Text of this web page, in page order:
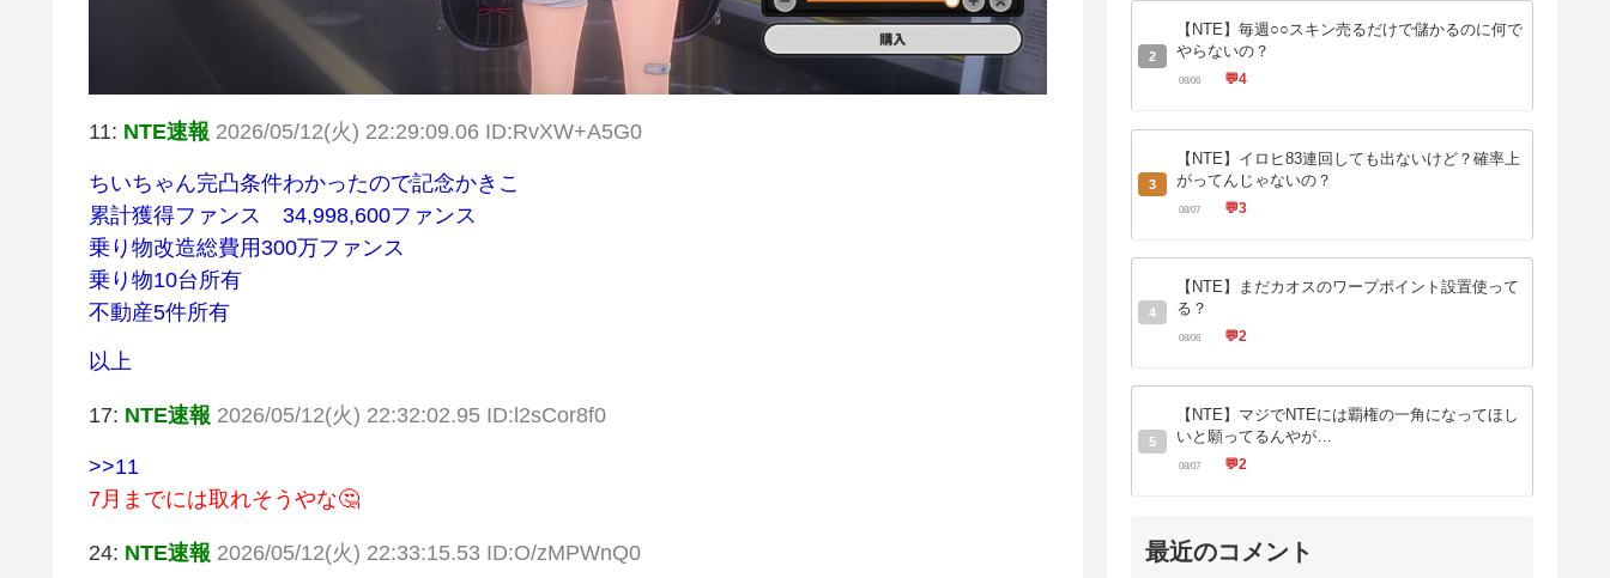
11: NTE速報 2026/05/12(火) 22:29:09.06 ID:RvXW+A5G0
ちいちゃん完凸条件わかったので記念かきこ
累計獲得ファンス 34,998,600ファンス
乗り物改造総費用300万ファンス
乗り物10台所有
不動産5件所有
以上
17: NTE速報 2026/05/12(火) 22:32:02.95 ID:l2sCor8f0
>>11
7月までには取れそうやな🤔
24: NTE速報 2026/05/12(火) 22:33:15.53 ID:O/zMPWnQ0
2
【NTE】毎週○○スキン売るだけで儲かるのに何で
やらないの？
08/06 💬4
3
【NTE】イロヒ83連回しても出ないけど？確率上
がってんじゃないの？
08/07 💬3
4
【NTE】まだカオスのワープポイント設置使って
る？
08/06 💬2
5
【NTE】マジでNTEには覇権の一角になってほし
いと願ってるんやが…
08/07 💬2
最近のコメント